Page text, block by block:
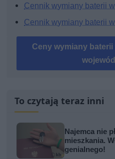
Cennik wymiany baterii
Cennik wymiany baterii
Ceny wymiany
To czytają teraz inni
Najemca nie
mieszkania.
genialnego!